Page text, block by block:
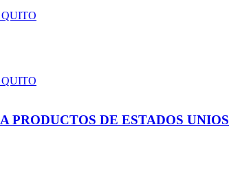
PRODUCTOS DE ESTADOS UNIOS